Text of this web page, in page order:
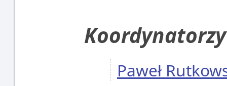
Koordynatorzy
Paweł